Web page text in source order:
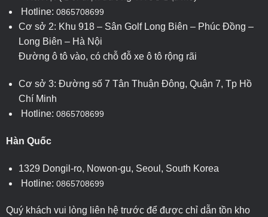
Hotline: 0865708699
Cơ sở 2: Khu 918 – Sân Golf Long Biên – Phúc Đồng –
Long Biên – Hà Nội
Đường ô tô vào, có chỗ đỗ xe ô tô rộng rãi
Cơ sở 3: Đường số 7 Tân Thuận Đông, Quận 7, Tp Hồ
Chí Minh
Hotline: 0865708699
Hàn Quốc
1329 Dongil-ro, Nowon-gu, Seoul, South Korea
Hotline: 0865708699
Quý khách vui lòng liên hệ trước để được chỉ dẫn tồn kho